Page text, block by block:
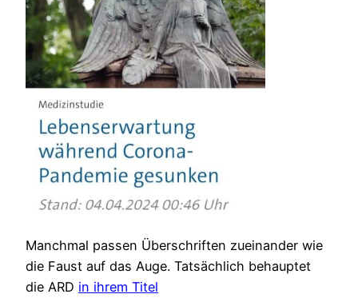
Manchmal passen Überschriften zueinander wie
die Faust auf das Auge. Tatsächlich behauptet
die ARD in ihrem Titel